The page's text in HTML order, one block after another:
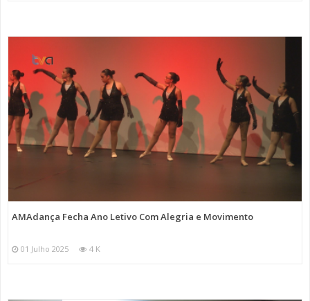
AMAdança Fecha Ano Letivo Com Alegria e Movimento
01 Julho 2025 4 K